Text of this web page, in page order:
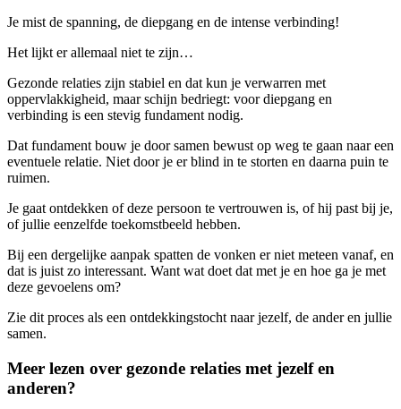
Je mist de spanning, de diepgang en de intense verbinding!
Het lijkt er allemaal niet te zijn…
Gezonde relaties zijn stabiel en dat kun je verwarren met
oppervlakkigheid, maar schijn bedriegt: voor diepgang en
verbinding is een stevig fundament nodig.
Dat fundament bouw je door samen bewust op weg te gaan naar een
eventuele relatie. Niet door je er blind in te storten en daarna puin te
ruimen.
Je gaat ontdekken of deze persoon te vertrouwen is, of hij past bij je,
of jullie eenzelfde toekomstbeeld hebben.
Bij een dergelijke aanpak spatten de vonken er niet meteen vanaf, en
dat is juist zo interessant. Want wat doet dat met je en hoe ga je met
deze gevoelens om?
Zie dit proces als een ontdekkingstocht naar jezelf, de ander en jullie
samen.
Meer lezen over gezonde relaties met jezelf en
anderen?